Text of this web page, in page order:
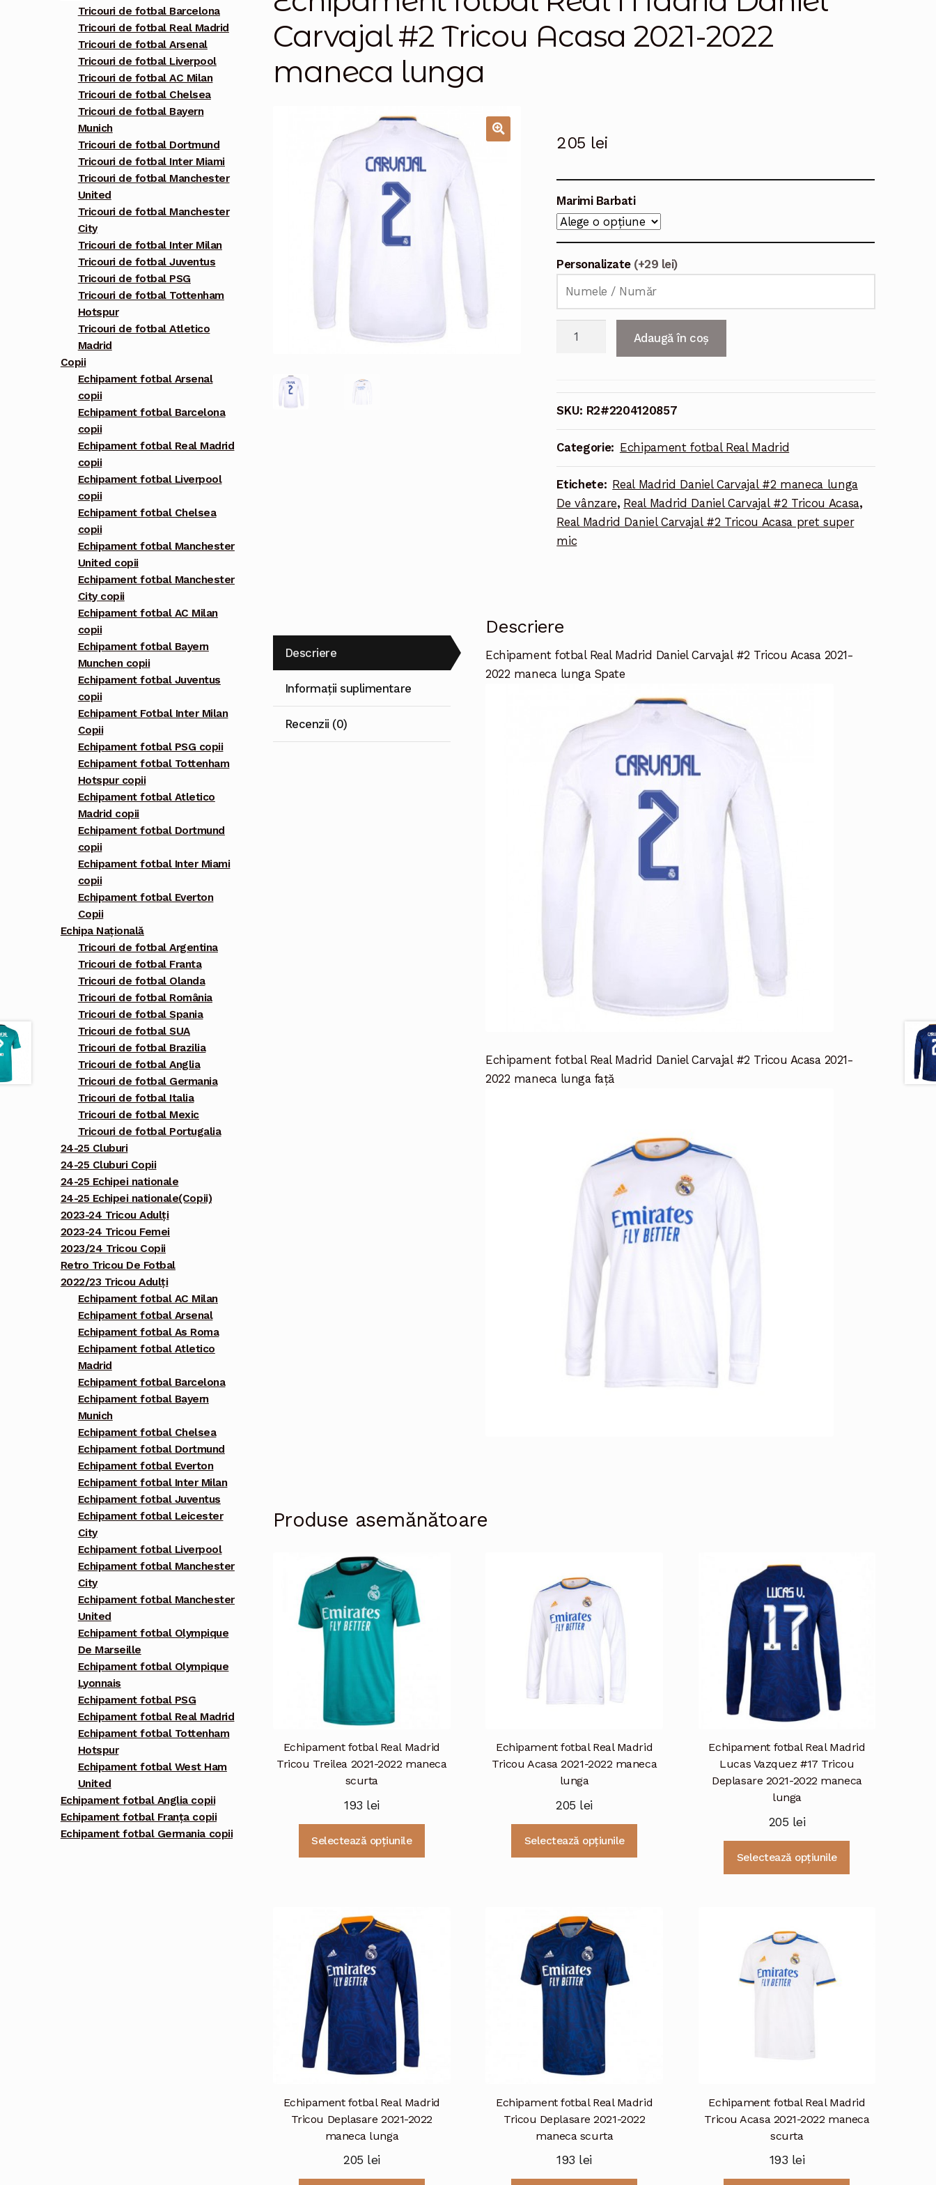
Carvajal #2 Tricou Acasa 2021-2022
maneca lunga
205 lei
Marimi Barbati
Personalizate (+29 lei)
Madrid
Carvajal
Tricou
Acasa
2021-
2022
Adaugă în coș
SKU: R2#2204120857
Categorie: Echipament fotbal Real Madrid
Etichete: Real Madrid Daniel Carvajal #2 maneca lunga
De vânzare, Real Madrid Daniel Carvajal #2 Tricou Acasa,
Real Madrid Daniel Carvajal #2 Tricou Acasa pret super
mic
Descriere
Informații suplimentare
Recenzii (0)
Descriere
Echipament fotbal Real Madrid Daniel Carvajal #2 Tricou Acasa 2021-
2022 maneca lunga Spate
Echipament fotbal Real Madrid Daniel Carvajal #2 Tricou Acasa 2021-
2022 maneca lunga față
Produse asemănătoare
Echipament fotbal Real Madrid
Tricou Treilea 2021-2022 maneca
scurta
193 lei
Selectează opțiunile
Echipament fotbal Real Madrid
Tricou Acasa 2021-2022 maneca
lunga
205 lei
Selectează opțiunile
Echipament fotbal Real Madrid
Lucas Vazquez #17 Tricou
Deplasare 2021-2022 maneca
lunga
205 lei
Selectează opțiunile
Echipament fotbal Real Madrid
Tricou Deplasare 2021-2022
maneca lunga
205 lei
Echipament fotbal Real Madrid
Tricou Deplasare 2021-2022
maneca scurta
193 lei
Echipament fotbal Real Madrid
Tricou Acasa 2021-2022 maneca
scurta
193 lei
Tricouri de fotbal Barcelona
Tricouri de fotbal Real Madrid
Tricouri de fotbal Arsenal
Tricouri de fotbal Liverpool
Tricouri de fotbal AC Milan
Tricouri de fotbal Chelsea
Tricouri de fotbal Bayern
Munich
Tricouri de fotbal Dortmund
Tricouri de fotbal Inter Miami
Tricouri de fotbal Manchester
United
Tricouri de fotbal Manchester
City
Tricouri de fotbal Inter Milan
Tricouri de fotbal Juventus
Tricouri de fotbal PSG
Tricouri de fotbal Tottenham
Hotspur
Tricouri de fotbal Atletico
Madrid
Copii
Echipament fotbal Arsenal
copii
Echipament fotbal Barcelona
copii
Echipament fotbal Real Madrid
copii
Echipament fotbal Liverpool
copii
Echipament fotbal Chelsea
copii
Echipament fotbal Manchester
United copii
Echipament fotbal Manchester
City copii
Echipament fotbal AC Milan
copii
Echipament fotbal Bayern
Munchen copii
Echipament fotbal Juventus
copii
Echipament Fotbal Inter Milan
Copii
Echipament fotbal PSG copii
Echipament fotbal Tottenham
Hotspur copii
Echipament fotbal Atletico
Madrid copii
Echipament fotbal Dortmund
copii
Echipament fotbal Inter Miami
copii
Echipament fotbal Everton
Copii
Echipa Națională
Tricouri de fotbal Argentina
Tricouri de fotbal Franta
Tricouri de fotbal Olanda
Tricouri de fotbal România
Tricouri de fotbal Spania
Tricouri de fotbal SUA
Tricouri de fotbal Brazilia
Tricouri de fotbal Anglia
Tricouri de fotbal Germania
Tricouri de fotbal Italia
Tricouri de fotbal Mexic
Tricouri de fotbal Portugalia
24-25 Cluburi
24-25 Cluburi Copii
24-25 Echipei nationale
24-25 Echipei nationale(Copii)
2023-24 Tricou Adulți
2023-24 Tricou Femei
2023/24 Tricou Copii
Retro Tricou De Fotbal
2022/23 Tricou Adulți
Echipament fotbal AC Milan
Echipament fotbal Arsenal
Echipament fotbal As Roma
Echipament fotbal Atletico
Madrid
Echipament fotbal Barcelona
Echipament fotbal Bayern
Munich
Echipament fotbal Chelsea
Echipament fotbal Dortmund
Echipament fotbal Everton
Echipament fotbal Inter Milan
Echipament fotbal Juventus
Echipament fotbal Leicester
City
Echipament fotbal Liverpool
Echipament fotbal Manchester
City
Echipament fotbal Manchester
United
Echipament fotbal Olympique
De Marseille
Echipament fotbal Olympique
Lyonnais
Echipament fotbal PSG
Echipament fotbal Real Madrid
Echipament fotbal Tottenham
Hotspur
Echipament fotbal West Ham
United
Echipament fotbal Anglia copii
Echipament fotbal Franța copii
Echipament fotbal Germania copii